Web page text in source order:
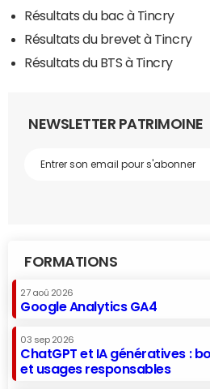
Résultats du bac à Tincry
Résultats du brevet à Tincry
Résultats du BTS à Tincry
NEWSLETTER PATRIMOINE
FORMATIONS
27 aoû 2026
Google Analytics GA4
03 sep 2026
ChatGPT et IA génératives :
et usages responsables